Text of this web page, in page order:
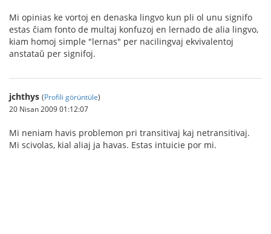
Mi opinias ke vortoj en denaska lingvo kun pli ol unu signifo
estas ĉiam fonto de multaj konfuzoj en lernado de alia lingvo,
kiam homoj simple "lernas" per nacilingvaj ekvivalentoj
anstataŭ per signifoj.
jchthys (Profili görüntüle)
20 Nisan 2009 01:12:07
Mi neniam havis problemon pri transitivaj kaj netransitivaj.
Mi scivolas, kial aliaj ja havas. Estas intuicie por mi.